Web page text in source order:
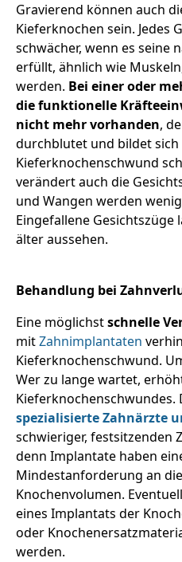
Gravierend können auch
Kieferknochen sein. Jedes
schwächer, wenn es seine
erfüllt, ähnlich wie
werden. Bei einer oder
die funktionelle
nicht mehr vorhanden,
durchblutet und bildet sich
Kieferknochenschwund
verändert auch die
und Wangen werden
Eingefallene Gesichtszüge
älter aussehen.
Behandlung bei
Eine möglichstschnelle
mitZahnimplantaten
Kieferknochenschwund.
Wer zu lange wartet,
spezialisierte Zahnärzte
schwieriger, festsitzenden
denn Implantate haben
Mindestanforderung an
Knochenvolumen.
eines Implantats der
oder
werden.